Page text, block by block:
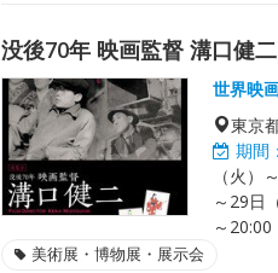
没後70年 映画監督 溝口健二
世界映
東京
期間：
（火）
～29日
～20:00
美術展・博物展・展示会